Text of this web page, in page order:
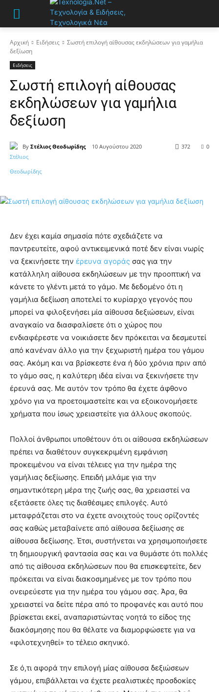
Αρχική Ειδήσεις
Σωστή επιλογή αίθουσας εκδηλώσεων για γαμήλια
δεξίωση
Ειδήσεις
Σωστή επιλογή αίθουσας
εκδηλώσεων για γαμήλια
δεξίωση
By Στέλιος Θεοδωρίδης 10 Αυγούστου 2020 0
372
Δεν έχει καμία σημασία πότε σχεδιάζετε να
παντρευτείτε, αφού αντικειμενικά ποτέ δεν είναι νωρίς
να ξεκινήσετε την έρευνα αγοράς σας για την
κατάλληλη αίθουσα εκδηλώσεων με την προοπτική να
κάνετε το γλέντι μετά το γάμο. Με δεδομένο ότι η
γαμήλια δεξίωση αποτελεί το κυρίαρχο γεγονός που
μπορεί να φιλοξενήσει μία αίθουσα δεξιώσεων, είναι
αναγκαίο να διασφαλίσετε ότι ο χώρος που
ενδιαφέρεστε να νοικιάσετε δεν πρόκειται να δεσμευτεί
από κανέναν άλλο για την ξεχωριστή ημέρα του γάμου
σας. Ακόμη και να βρίσκεστε ένα ή δύο χρόνια πριν από
το γάμο σας, η καλύτερη ιδέα είναι να ξεκινήσετε την
έρευνά σας. Με αυτόν τον τρόπο θα έχετε άφθονο
χρόνο για να προετοιμαστείτε και να εξοικονομήσετε
χρήματα που ίσως χρειαστείτε για άλλους σκοπούς.
Πολλοί άνθρωποι υποθέτουν ότι οι αίθουσα εκδηλώσεων
πρέπει να διαθέτουν συγκεκριμένη εμφάνιση
προκειμένου να είναι τέλειες για την ημέρα της
γαμήλιας δεξίωσης. Επειδή μιλάμε για την
σημαντικότερη μέρα της ζωής σας, θα χρειαστεί να
εξετάσετε όλες τις διαθέσιμες επιλογές. Αυτό
μεταφράζεται στο να έχετε ανοιχτούς τους ορίζοντές
σας καθώς μεταβαίνετε από αίθουσα δεξίωσης σε
αίθουσα δεξίωσης. Έτσι, συστήνεται να χρησιμοποιήσετε
τη δημιουργική φαντασία σας και να θυμάστε ότι πολλές
από τις αίθουσα εκδηλώσεων που θα επισκεφτείτε, δεν
πρόκειται να είναι διακοσμημένες με τον τρόπο που
ονειρεύεστε για την ημέρα του γάμου σας. Άρα, θα
χρειαστεί να δείτε πέρα από το προφανές και αυτό που
βρίσκεται εκεί, αναπαριστώντας νοητά το είδος της
διακόσμησης που θα θέλατε να διαμορφώσετε για να
«φιλοτεχνηθεί» το τέλειο σκηνικό.
Σε ό,τι αφορά την επιλογή μίας αίθουσα δεξιώσεων
γάμου, επιβάλλεται να έχετε ρεαλιστικές προσδοκίες